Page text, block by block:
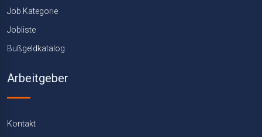
Job Kategorie
Jobliste
Bußgeldkatalog
Arbeitgeber
Kontakt